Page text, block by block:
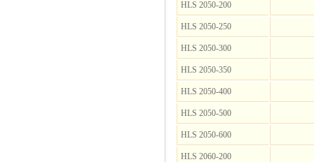
HLS 2050-200
HLS 2050-250
HLS 2050-300
HLS 2050-350
HLS 2050-400
HLS 2050-500
HLS 2050-600
HLS 2060-200